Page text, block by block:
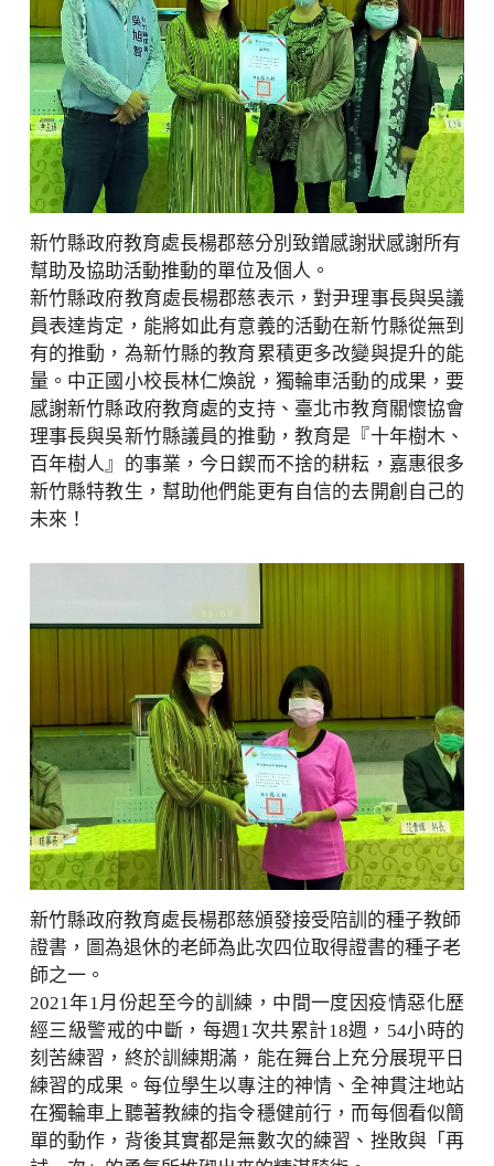
新竹縣政府教育處長楊郡慈分別致鏳感謝狀感謝所有
幫助及協助活動推動的單位及個人。
新竹縣政府教育處長楊郡慈表示，對尹理事長與吳議
員表達肯定，能將如此有意義的活動在新竹縣從無到
有的推動，為新竹縣的教育累積更多改變與提升的能
量。中正國小校長林仁煥說，獨輪車活動的成果，要
感謝新竹縣政府教育處的支持、臺北市教育關懷協會
理事長與吳新竹縣議員的推動，教育是『十年樹木、
百年樹人』的事業，今日鍥而不捨的耕耘，嘉惠很多
新竹縣特教生，幫助他們能更有自信的去開創自己的
未來！
新竹縣政府教育處長楊郡慈頒發接受陪訓的種子教師
證書，圖為退休的老師為此次四位取得證書的種子老
師之一。
2021年1月份起至今的訓練，中間一度因疫情惡化歷
經三級警戒的中斷，每週1次共累計18週，54小時的
刻苦練習，終於訓練期滿，能在舞台上充分展現平日
練習的成果。每位學生以專注的神情、全神貫注地站
在獨輪車上聽著教練的指令穩健前行，而每個看似簡
單的動作，背後其實都是無數次的練習、挫敗與「再